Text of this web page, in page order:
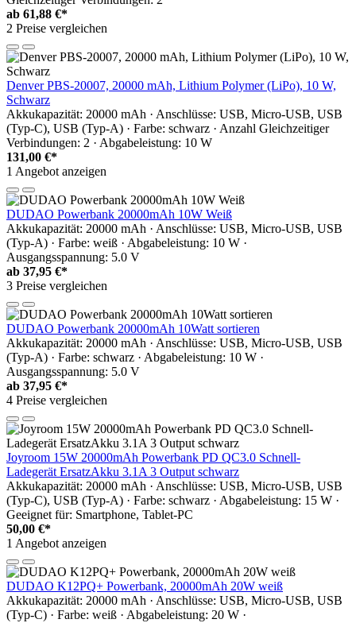
ab 61,88 €*
2 Preise vergleichen
Denver PBS-20007, 20000 mAh, Lithium Polymer (LiPo), 10 W,
Schwarz
Akkukapazität: 20000 mAh · Anschlüsse: USB, Micro-USB, USB
(Typ-C), USB (Typ-A) · Farbe: schwarz · Anzahl Gleichzeitiger
Verbindungen: 2 · Abgabeleistung: 10 W
131,00 €*
1 Angebot anzeigen
DUDAO Powerbank 20000mAh 10W Weiß
Akkukapazität: 20000 mAh · Anschlüsse: USB, Micro-USB, USB
(Typ-A) · Farbe: weiß · Abgabeleistung: 10 W ·
Ausgangsspannung: 5.0 V
ab 37,95 €*
3 Preise vergleichen
DUDAO Powerbank 20000mAh 10Watt sortieren
Akkukapazität: 20000 mAh · Anschlüsse: USB, Micro-USB, USB
(Typ-A) · Farbe: schwarz · Abgabeleistung: 10 W ·
Ausgangsspannung: 5.0 V
ab 37,95 €*
4 Preise vergleichen
Joyroom 15W 20000mAh Powerbank PD QC3.0 Schnell-
Ladegerät ErsatzAkku 3.1A 3 Output schwarz
Akkukapazität: 20000 mAh · Anschlüsse: USB, Micro-USB, USB
(Typ-C), USB (Typ-A) · Farbe: schwarz · Abgabeleistung: 15 W ·
Geeignet für: Smartphone, Tablet-PC
50,00 €*
1 Angebot anzeigen
DUDAO K12PQ+ Powerbank, 20000mAh 20W weiß
Akkukapazität: 20000 mAh · Anschlüsse: USB, Micro-USB, USB
(Typ-C) · Farbe: weiß · Abgabeleistung: 20 W ·